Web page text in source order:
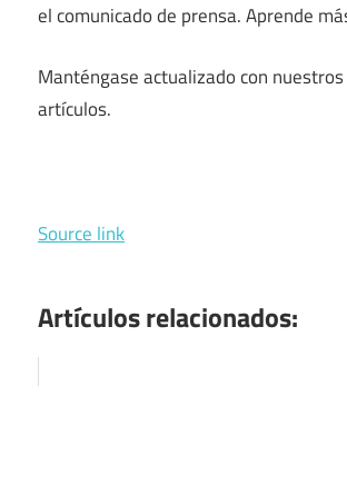
el comunicado de prensa. Aprende
Manténgase actualizado con
artículos.
Source link
Artículos relacionados: